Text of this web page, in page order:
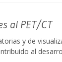
al PET/CT
y de
al